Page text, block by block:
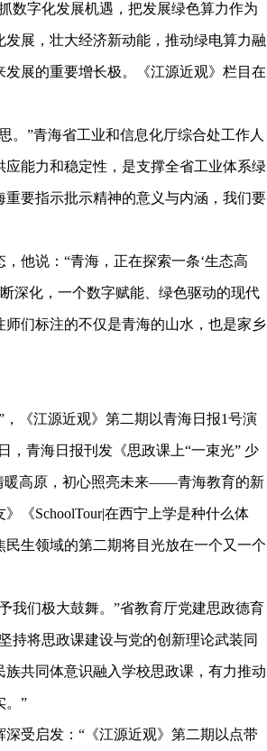
字化发展机遇，把发展绿色算力作为
展，壮大经济新动能，推动绿电算力融
展的重要增长极。《江源近观》栏目在
”青海省工业和信息化厅综合处工作人
能力和稳定性，是支撑全省工业体系绿
要指示批示精神的意义与内涵，我们要
他说：“青海，正在探索一条‘生态高
深化，一个数字赋能、绿色驱动的现代
们标注的不仅是青海的山水，也是家乡
《江源近观》第二期以青海日报1号演
，青海日报刊发《思政课上“一束光” 少
暖高原，初心照亮未来——青海教育的新
《SchoolTour|在西宁上学是种什么体
生领域的第二期将目光放在一个又一个
们极大鼓舞。”省教育厅党建思政德育
持将思政课建设与党的创新理论武装同
共同体意识融入学校思政课，有力推动
。”
受启发：“《江源近观》第二期以点带